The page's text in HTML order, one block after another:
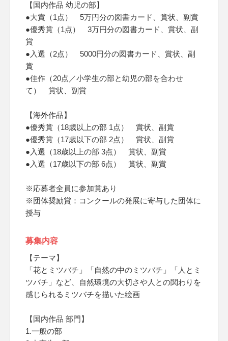
【国内作品 幼児の部】
●大賞（1点） 5万円分の図書カード、賞状、副賞
●優秀賞（1点） 3万円分の図書カード、賞状、副
賞
●入選（2点） 5000円分の図書カード、賞状、副
賞
●佳作（20点／小学生の部と幼児の部を合わせ
て） 賞状、副賞
【海外作品】
●優秀賞（18歳以上の部 1点） 賞状、副賞
●優秀賞（17歳以下の部 2点） 賞状、副賞
●入選（18歳以上の部 3点） 賞状、副賞
●入選（17歳以下の部 6点） 賞状、副賞
※応募者全員に参加賞あり
※団体奨励賞：コンクールの発展に寄与した団体に
授与
募集内容
【テーマ】
「花とミツバチ」「自然の中のミツバチ」「人とミ
ツバチ」など、自然環境の大切さや人との関わりを
感じられるミツバチを描いた絵画
【国内作品 部門】
1.一般の部